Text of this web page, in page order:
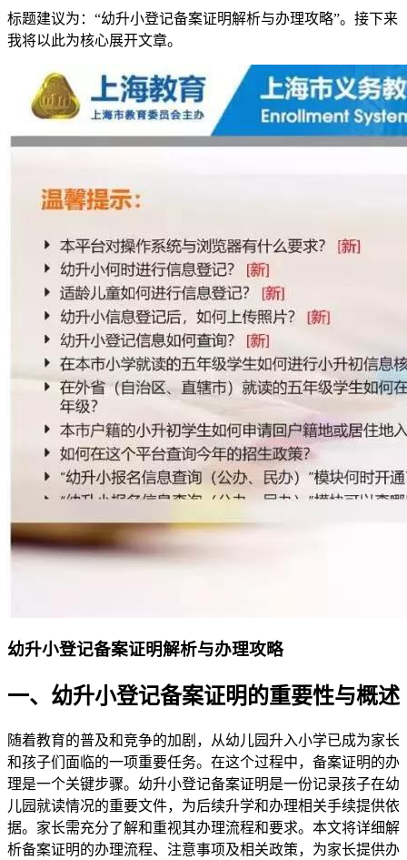
标题建议为：“幼升小登记备案证明解析与办理攻略”。接下来
我将以此为核心展开文章。
幼升小登记备案证明解析与办理攻略
一、幼升小登记备案证明的重要性与概述
随着教育的普及和竞争的加剧，从幼儿园升入小学已成为家长
和孩子们面临的一项重要任务。在这个过程中，备案证明的办
理是一个关键步骤。幼升小登记备案证明是一份记录孩子在幼
儿园就读情况的重要文件，为后续升学和办理相关手续提供依
据。家长需充分了解和重视其办理流程和要求。本文将详细解
析备案证明的办理流程、注意事项及相关政策，为家长提供办